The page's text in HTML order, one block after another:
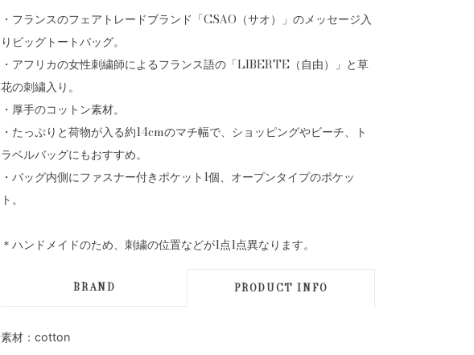
・フランスのフェアトレードブランド「CSAO（サオ）」のメッセージ入
りビッグトートバッグ。
・アフリカの女性刺繍師によるフランス語の「LIBERTE（自由）」と草
花の刺繍入り。
・厚手のコットン素材。
・たっぷりと荷物が入る約14cmのマチ幅で、ショッピングやビーチ、ト
ラベルバッグにもおすすめ。
・バッグ内側にファスナー付きポケット1個、オープンタイプのポケッ
ト。
＊ハンドメイドのため、刺繍の位置などが1点1点異なります。
BRAND PRODUCT INFO
素材：cotton